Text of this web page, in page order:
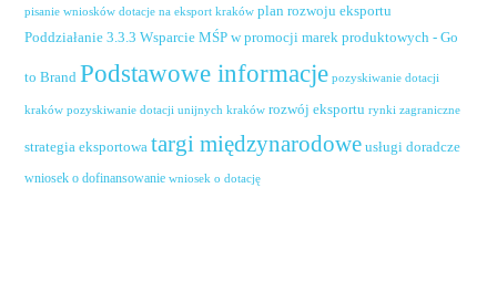
pisanie wniosków dotacje na eksport kraków plan rozwoju eksportu
Poddziałanie 3.3.3 Wsparcie MŚP w promocji marek produktowych - Go
to Brand Podstawowe informacje pozyskiwanie dotacji
kraków pozyskiwanie dotacji unijnych kraków rozwój eksportu rynki zagraniczne
strategia eksportowa targi międzynarodowe usługi doradcze
wniosek o dofinansowanie wniosek o dotację